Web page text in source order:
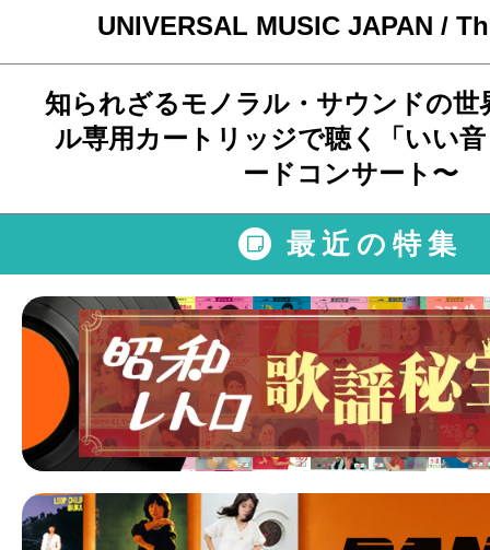
UNIVERSAL MUSIC JAPAN /
知られざるモノラル・サウンドの
ル専用カートリッジで聴く「いい
ードコンサート〜
最近の特集